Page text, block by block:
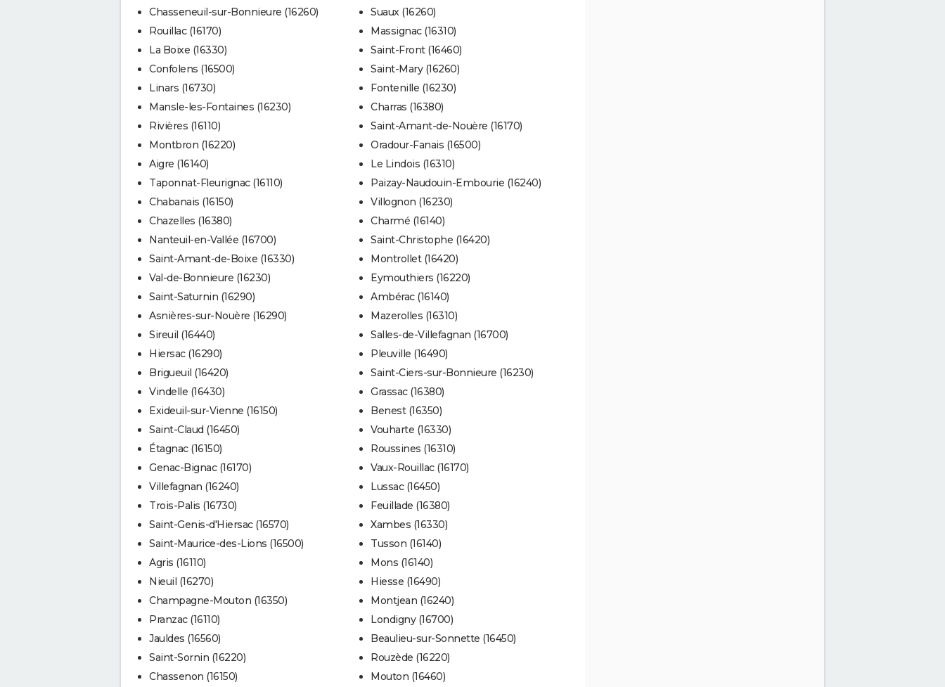
Chasseneuil-sur-Bonnieure (16260)
Rouillac (16170)
La Boixe (16330)
Confolens (16500)
Linars (16730)
Mansle-les-Fontaines (16230)
Rivières (16110)
Montbron (16220)
Aigre (16140)
Taponnat-Fleurignac (16110)
Chabanais (16150)
Chazelles (16380)
Nanteuil-en-Vallée (16700)
Saint-Amant-de-Boixe (16330)
Val-de-Bonnieure (16230)
Saint-Saturnin (16290)
Asnières-sur-Nouère (16290)
Sireuil (16440)
Hiersac (16290)
Brigueuil (16420)
Vindelle (16430)
Exideuil-sur-Vienne (16150)
Saint-Claud (16450)
Étagnac (16150)
Genac-Bignac (16170)
Villefagnan (16240)
Trois-Palis (16730)
Saint-Genis-d'Hiersac (16570)
Saint-Maurice-des-Lions (16500)
Agris (16110)
Nieuil (16270)
Champagne-Mouton (16350)
Pranzac (16110)
Jauldes (16560)
Saint-Sornin (16220)
Chassenon (16150)
Suaux (16260)
Massignac (16310)
Saint-Front (16460)
Saint-Mary (16260)
Fontenille (16230)
Charras (16380)
Saint-Amant-de-Nouère (16170)
Oradour-Fanais (16500)
Le Lindois (16310)
Paizay-Naudouin-Embourie (16240)
Villognon (16230)
Charmé (16140)
Saint-Christophe (16420)
Montrollet (16420)
Eymouthiers (16220)
Ambérac (16140)
Mazerolles (16310)
Salles-de-Villefagnan (16700)
Pleuville (16490)
Saint-Ciers-sur-Bonnieure (16230)
Grassac (16380)
Benest (16350)
Vouharte (16330)
Roussines (16310)
Vaux-Rouillac (16170)
Lussac (16450)
Feuillade (16380)
Xambes (16330)
Tusson (16140)
Mons (16140)
Hiesse (16490)
Montjean (16240)
Londigny (16700)
Beaulieu-sur-Sonnette (16450)
Rouzède (16220)
Mouton (16460)